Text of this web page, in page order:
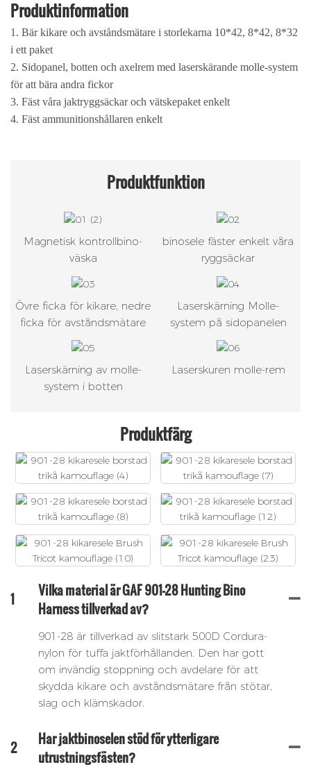
Produktinformation
1. Bär kikare och avståndsmätare i storlekarna 10*42, 8*42, 8*32
i ett paket
2. Sidopanel, botten och axelrem med laserskärande molle-system
för att bära andra fickor
3. Fäst våra jaktryggsäckar och vätskepaket enkelt
4. Fäst ammunitionshållaren enkelt
Produktfunktion
Magnetisk kontrollbino-
väska
binosele fäster enkelt våra
ryggsäckar
Övre ficka för kikare, nedre
ficka för avståndsmätare
Laserskärning Molle-
system på sidopanelen
Laserskärning av molle-
system i botten
Laserskuren molle-rem
Produktfärg
1
Vilka material är GAF 901-28 Hunting Bino
Harness tillverkad av?
901-28 är tillverkad av slitstark 500D Cordura-
nylon för tuffa jaktförhållanden. Den har gott
om invändig stoppning och avdelare för att
skydda kikare och avståndsmätare från stötar,
slag och klämskador.
2
Har jaktbinoselen stöd för ytterligare
utrustningsfästen?